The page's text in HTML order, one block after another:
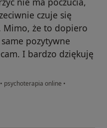
czuje się
Mimo, że to dopiero
pozytywne
I bardzo dziękuję
• psychoterapia online •